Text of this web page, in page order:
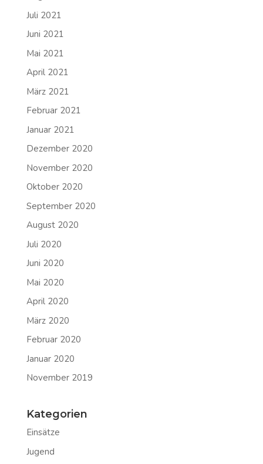
Juli 2021
Juni 2021
Mai 2021
April 2021
März 2021
Februar 2021
Januar 2021
Dezember 2020
November 2020
Oktober 2020
September 2020
August 2020
Juli 2020
Juni 2020
Mai 2020
April 2020
März 2020
Februar 2020
Januar 2020
November 2019
Kategorien
Einsätze
Jugend